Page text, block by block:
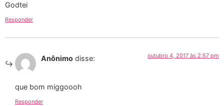
Godtei
Responder
Anônimo disse: outubro 4, 2017 às 2:57 pm
que bom miggoooh
Responder